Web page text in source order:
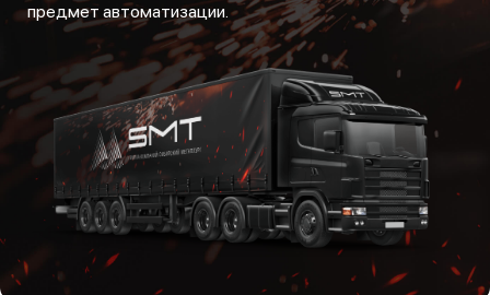
предмет автоматизации.